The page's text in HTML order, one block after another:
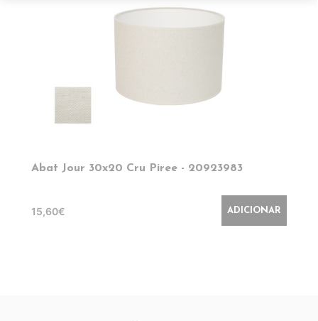
Abat Jour 30x20 Cru Piree - 20923983
15,60€ ADICIONAR